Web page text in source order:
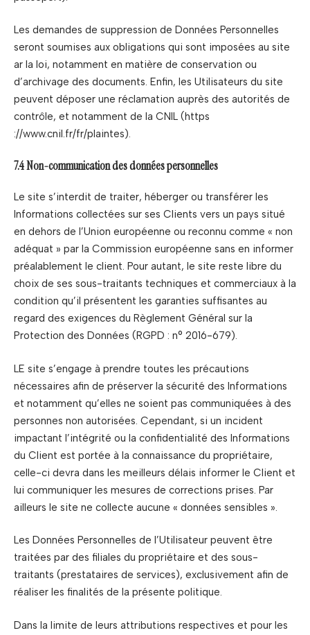
Les demandes de suppression de Données Personnelles
seront soumises aux obligations qui sont imposées au site
ar la loi, notamment en matière de conservation ou
d’archivage des documents. Enfin, les Utilisateurs du site
peuvent déposer une réclamation auprès des autorités de
contrôle, et notamment de la CNIL (https
://www.cnil.fr/fr/plaintes).
7.4 Non-communication des données personnelles
Le site s’interdit de traiter, héberger ou transférer les
Informations collectées sur ses Clients vers un pays situé
en dehors de l’Union européenne ou reconnu comme « non
adéquat » par la Commission européenne sans en informer
préalablement le client. Pour autant, le site reste libre du
choix de ses sous-traitants techniques et commerciaux à la
condition qu’il présentent les garanties suffisantes au
regard des exigences du Règlement Général sur la
Protection des Données (RGPD : n° 2016-679).
LE site s’engage à prendre toutes les précautions
nécessaires afin de préserver la sécurité des Informations
et notamment qu’elles ne soient pas communiquées à des
personnes non autorisées. Cependant, si un incident
impactant l’intégrité ou la confidentialité des Informations
du Client est portée à la connaissance du propriétaire,
celle-ci devra dans les meilleurs délais informer le Client et
lui communiquer les mesures de corrections prises. Par
ailleurs le site ne collecte aucune « données sensibles ».
Les Données Personnelles de l’Utilisateur peuvent être
traitées par des filiales du propriétaire et des sous-
traitants (prestataires de services), exclusivement afin de
réaliser les finalités de la présente politique.
Dans la limite de leurs attributions respectives et pour les